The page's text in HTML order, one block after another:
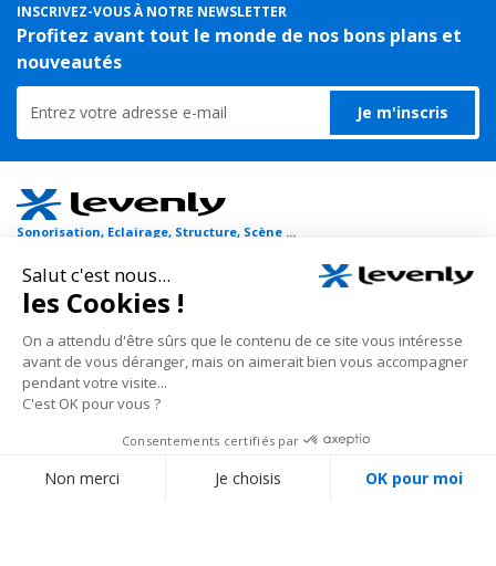
INSCRIVEZ-VOUS À NOTRE NEWSLETTER
Profitez avant tout le monde de nos bons plans et
nouveautés
Je m'inscris
Sonorisation, Eclairage, Structure, Scène ...
Tout pour l'évènementiel et la communication !
Nous vous proposons un large choix de matériels de sonorisation et
d'éclairage, public-address et visites guidées, flight-case, sans oublier les
grill auto-porté avec leurs projecteurs à leds et architecturaux.
En savoir plus
Nos conseillers spécialisés vous écoutent au